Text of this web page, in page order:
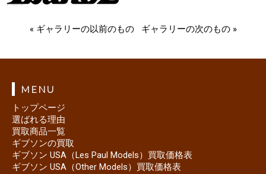
« ギャラリーの以前のもの ギャラリーの次のもの »
MENU
トップページ
選ばれる理由
買取商品一覧
ギブソンの買取
ギブソン USA（Les Paul Models）買取価格表
ギブソン USA（Other Models）買取価格表